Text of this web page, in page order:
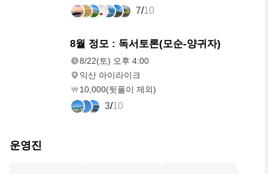
7/10
8월 정모 : 독서토론(모순-양귀자)
8/22(토) 오후 4:00
익산 아이라이크
10,000(뒷풀이 제외)
3/10
운영진